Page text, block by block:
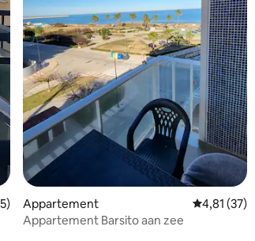
beoordeling van 5 op 5, 15 recensies
Appartement
4,81 (37)
Appartement Barsito aan zee